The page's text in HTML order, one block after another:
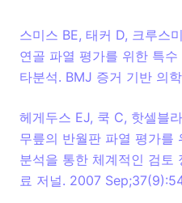
스미스 BE, 태커 D, 크루스
연골 파열 평가를 위한 특
타분석. BMJ 증거 기반 의
헤게두스 EJ, 쿡 C, 핫셀블
무릎의 반월판 파열 평가를
분석을 통한 체계적인 검토
료 저널. 2007